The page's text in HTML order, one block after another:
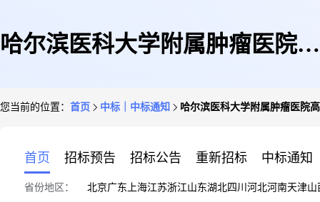
哈尔滨医科大学附属肿瘤医院高
您当前的位置： 首页 中标｜中标通知 哈尔滨医科大学附属肿瘤医院
首页 招标预告 招标公告 重新招标 中标通知
省份地区： 北京广东 上海江苏浙江山东湖北四川 河北河南天津山